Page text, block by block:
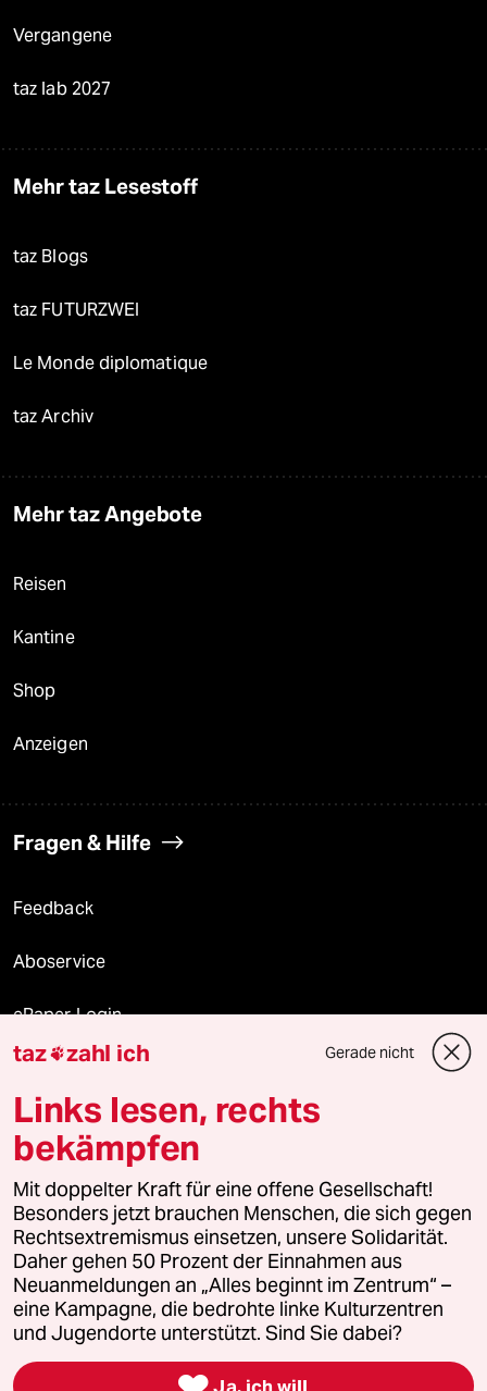
Vergangene
taz lab 2027
Mehr taz Lesestoff
taz Blogs
taz FUTURZWEI
Le Monde diplomatique
taz Archiv
Mehr taz Angebote
Reisen
Kantine
Shop
Anzeigen
Fragen & Hilfe
Feedback
Aboservice
ePaper Login
Downloads für Abonnierende
© 2026 taz Verlags und Vertriebs GmbH
Alle Rechte vorbehalten. Bei rechtlichen Fragen oder für Genehmigungen
wenden Sie sich bitte an lizenzen@taz.de
Feedback Redaktionsstatut Kommune-Richtlinien
Leitlinie Informant Datenschutz Impressum AGB
Seitenwende Einwilligungen widerrufen (Ads)
taz zahl ich Gerade nicht
Links lesen, rechts
bekämpfen
Mit doppelter Kraft für eine offene Gesellschaft!
Besonders jetzt brauchen Menschen, die sich gegen
Rechtsextremismus einsetzen, unsere Solidarität.
Daher gehen 50 Prozent der Einnahmen aus
Neuanmeldungen an „Alles beginnt im Zentrum“ –
eine Kampagne, die bedrohte linke Kulturzentren
und Jugendorte unterstützt. Sind Sie dabei?
Ja, ich will